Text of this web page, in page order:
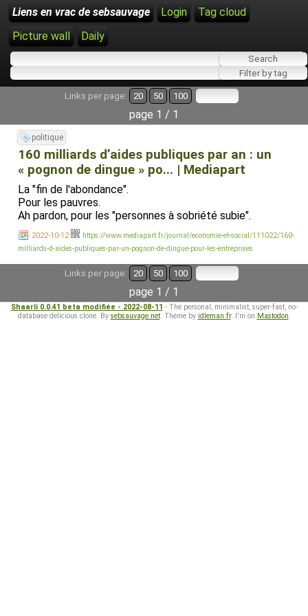
Liens en vrac de sebsauvage Login
Tag cloud
Picture wall
Daily
Links per page: 20 50 100
page 1 / 1
politique
160 milliards d’aides publiques par an : un
« pognon de dingue » po... | Mediapart
La "fin de l'abondance".
Pour les pauvres.
Ah pardon, pour les "personnes à sobriété subie".
2022-10-12
https://www.mediapart.fr/journal/economie-et-social/111022/160-
milliards-d-aides-publiques-par-un-pognon-de-dingue-pour-les-entreprises
Links per page: 20 50 100
page 1 / 1
Shaarli 0.0.41 beta modifiée - 2022-08-11 - The personal, minimalist, super-fast, no-
database delicious clone. By sebsauvage.net. Theme by idleman.fr. I'm on Mastodon.